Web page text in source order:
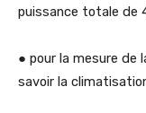
puissance totale de
● pour la mesure de
savoir la